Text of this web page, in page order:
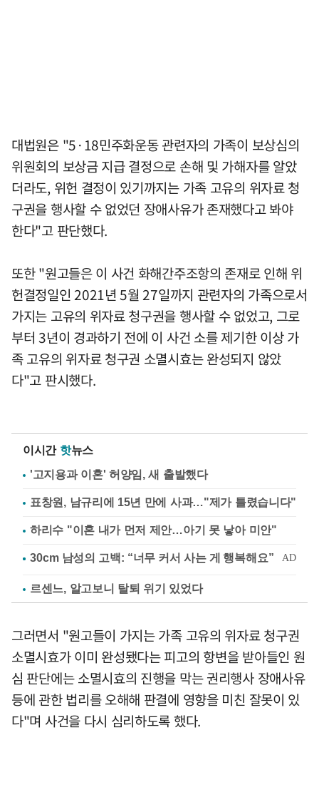
대법원은 "5·18민주화운동 관련자의 가족이 보상심의
위원회의 보상금 지급 결정으로 손해 및 가해자를 알았
더라도, 위헌 결정이 있기까지는 가족 고유의 위자료 청
구권을 행사할 수 없었던 장애사유가 존재했다고 봐야
한다"고 판단했다.
또한 "원고들은 이 사건 화해간주조항의 존재로 인해 위
헌결정일인 2021년 5월 27일까지 관련자의 가족으로서
가지는 고유의 위자료 청구권을 행사할 수 없었고, 그로
부터 3년이 경과하기 전에 이 사건 소를 제기한 이상 가
족 고유의 위자료 청구권 소멸시효는 완성되지 않았
다"고 판시했다.
이시간 핫뉴스
'고지용과 이혼' 허양임, 새 출발했다
표창원, 남규리에 15년 만에 사과…"제가 틀렸습니다"
하리수 "이혼 내가 먼저 제안…아기 못 낳아 미안"
르센느, 알고보니 탈퇴 위기 있었다
그러면서 "원고들이 가지는 가족 고유의 위자료 청구권
소멸시효가 이미 완성됐다는 피고의 항변을 받아들인 원
심 판단에는 소멸시효의 진행을 막는 권리행사 장애사유
등에 관한 법리를 오해해 판결에 영향을 미친 잘못이 있
다"며 사건을 다시 심리하도록 했다.